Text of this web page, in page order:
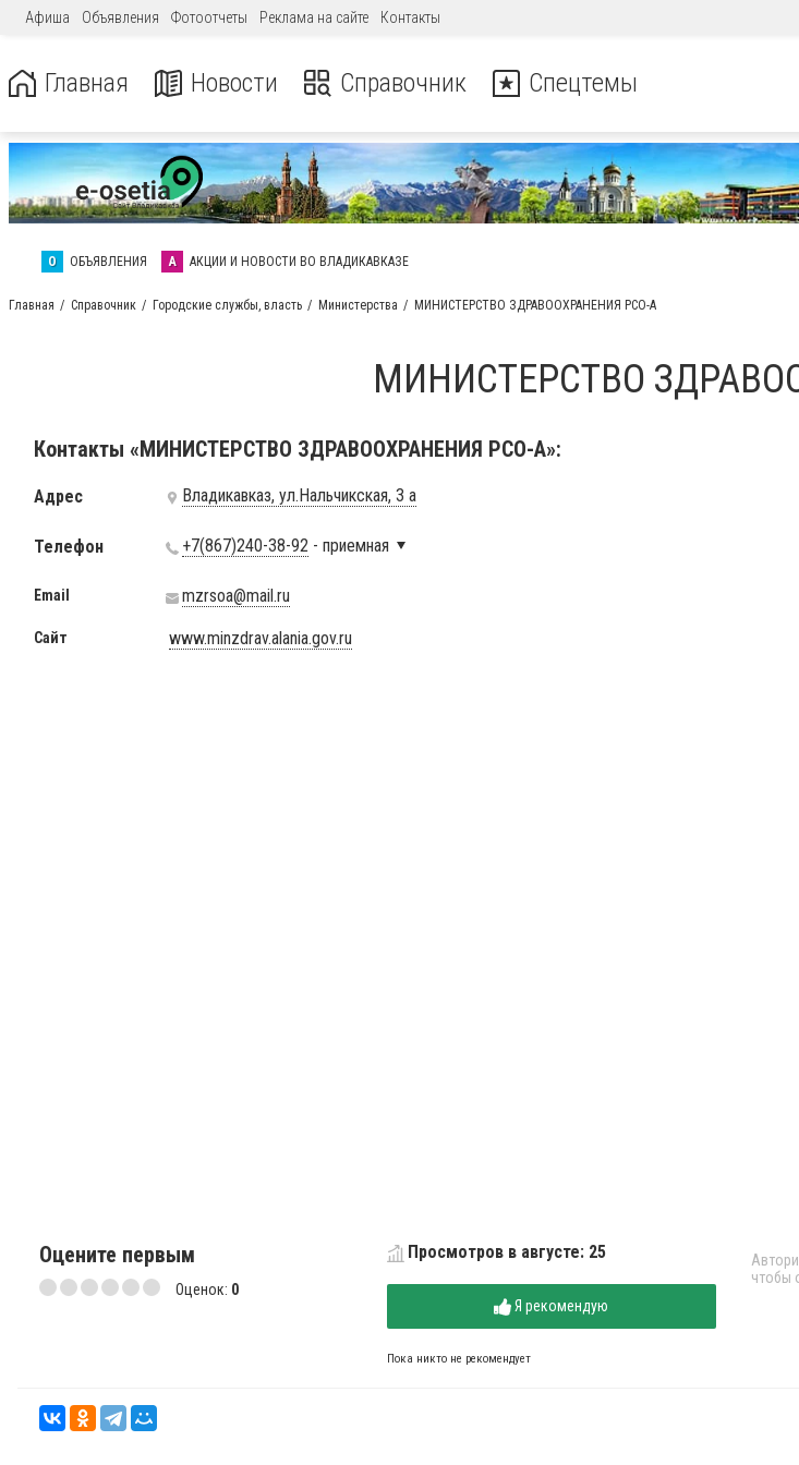
Афиша Объявления Фотоотчеты Реклама на сайте Контакты
Главная Новости Справочник Спецтемы
О ОБЪЯВЛЕНИЯ А АКЦИИ И НОВОСТИ ВО ВЛАДИКАВКАЗЕ
Главная Справочник Городские службы, власть Министерства МИНИСТЕРСТВО ЗДРАВООХРАНЕНИЯ РСО-А
МИНИСТЕРСТВО
Контакты «МИНИСТЕРСТВО ЗДРАВООХРАНЕНИЯ РСО-А»:
Адрес Владикавказ, ул.Нальчикская, 3 а
Телефон +7(867)240-38-92 - приемная
Email mzrsoa@mail.ru
Сайт www.minzdrav.alania.gov.ru
Оцените первым
Оценок: 0
Просмотров в августе: 25
Я рекомендую
Пока никто не рекомендует
чтобы